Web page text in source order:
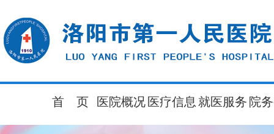
首 页 医院概况 医疗信息 就医服务 院